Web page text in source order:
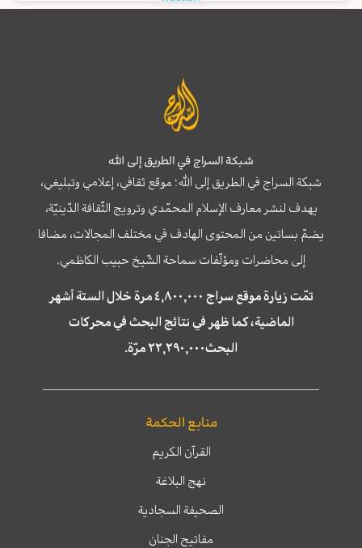
شبكة السراج في الطريق إلى الله
شبكة السراج في الطريق إلى الله؛ موقع ثقافي، إعلامي وتبليغي،
يهدف لنشر معارف الإسلام المحمّدي وترويج الثّقافة الدّينيّة،
يضمّ بساتين من المحتوى الهادف في مختلف المجالات، مضافا
إلى محاضرات ومؤلّفات سماحة الشّيخ حبيب الكاظمي.
تمّت زيارة موقع سراج ٤,٨٠٠,٠٠٠ مرة خلال الستة أشهر
الماضية، كما ظهر في نتائج البحث في محركات
البحث٢٢,٢٩٠,٠٠٠ مرّة.
منابع الحكمة
القرآن الكريم
نهج البلاغة
الصحيفة السجادية
مفاتيح الجنان